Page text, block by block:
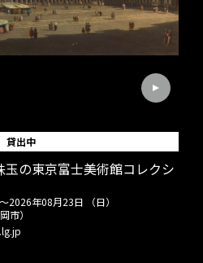
貸出中
の東京富士美術館コレクシ
～2026年08月23日 （日）
市）